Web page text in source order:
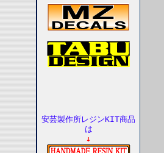
安芸製作所レジンKIT商品
は
↓